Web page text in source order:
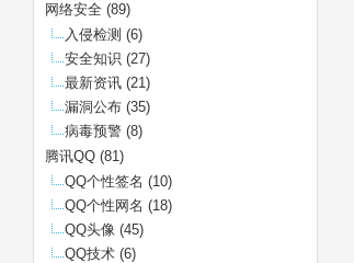
网络安全 (89)
入侵检测 (6)
安全知识 (27)
最新资讯 (21)
漏洞公布 (35)
病毒预警 (8)
腾讯QQ (81)
QQ个性签名 (10)
QQ个性网名 (18)
QQ头像 (45)
QQ技术 (6)